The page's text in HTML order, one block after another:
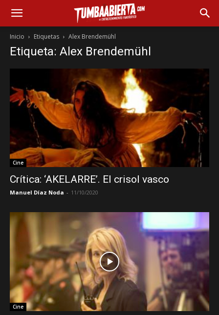
Inicio Etiquetas Alex Brendemühl
Etiqueta: Alex Brendemühl
Cine
Crítica: ‘AKELARRE’. El crisol vasco
Manuel Díaz Noda - 11/10/2020
Cine